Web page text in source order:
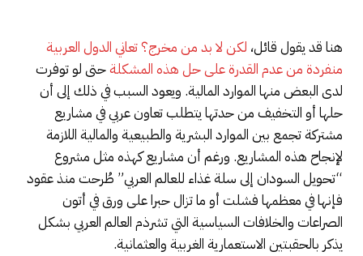
هنا قد يقول قائل، لكن لا بد من مخرج؟ تعاني الدول العربية
منفردة من عدم القدرة على حل هذه المشكلةحتى لو توفرت
لدى البعض منها الموارد المالية. ويعود السبب في ذلك إلى أن
حلها أو التخفيف من حدتها يتطلب تعاون عربي في مشاريع
مشتركة تجمع بين الموارد البشرية والطبيعية والمالية اللازمة
لإنجاح هذه المشاريع. ورغم أن مشاريع كهذه مثل مشروع
“تحويل السودان إلى سلة غذاء للعالم العربي” طُرحت منذ عقود
فإنها في معظمها فشلت أو ما تزال حبرا على ورق في أتون
الصراعات والخلافات السياسية التي تشرذم العالم العربي بشكل
يذكر بالحقبتين الاستعمارية الغربية والعثمانية.